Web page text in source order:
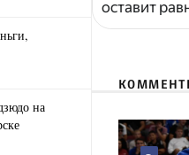
на
оставит